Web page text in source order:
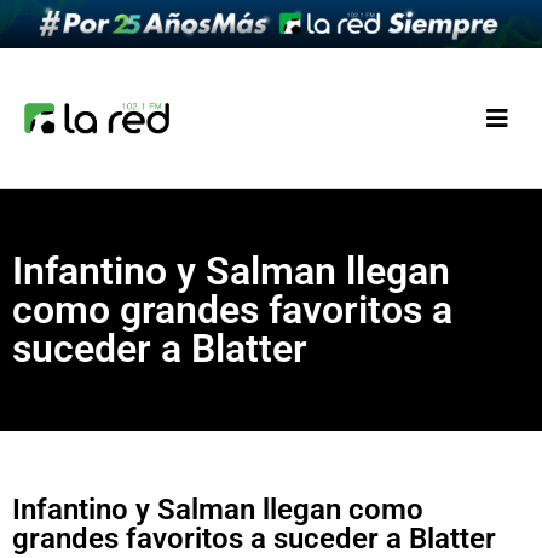
Infantino y Salman llegan
como grandes favoritos a
suceder a Blatter
Infantino y Salman llegan como
grandes favoritos a suceder a Blatter